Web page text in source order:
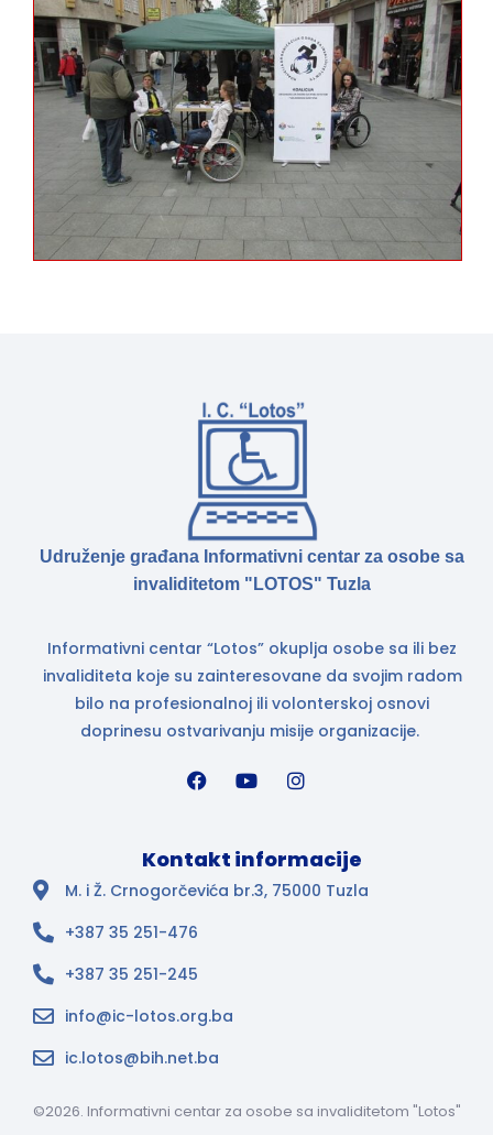
Udruženje građana Informativni centar za osobe sa
invaliditetom "LOTOS" Tuzla
Informativni centar “Lotos” okuplja osobe sa ili bez
invaliditeta koje su zainteresovane da svojim radom
bilo na profesionalnoj ili volonterskoj osnovi
doprinesu ostvarivanju misije organizacije.
Kontakt informacije
M. i Ž. Crnogorčevića br.3, 75000 Tuzla
+387 35 251-476
+387 35 251-245
info@ic-lotos.org.ba
ic.lotos@bih.net.ba
©2026. Informativni centar za osobe sa invaliditetom "Lotos"